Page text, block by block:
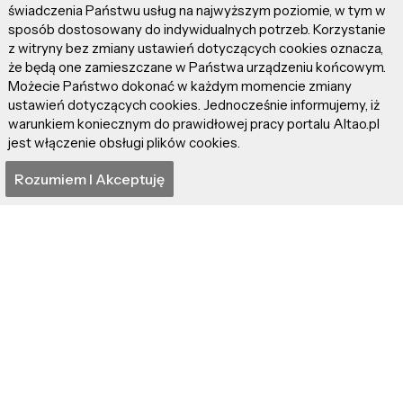
W kategoriipoezjanagrodzonoJadwigę
Belińską(szkoła podstawowa w Strzelnie) oraz
Paulinę Pawlak i Katarzynę Balcerak(szkoła
ponadpodstawowa – Liceum
Ogólnokształcące im. Ziemi Kujawskiej we
Włocławku).
W kategoriiprozastatuetki trafiły na ręce
świadczenia Państwu usług na najwyższym poziomie, w tym w
sposób dostosowany do indywidualnych potrzeb. Korzystanie
z witryny bez zmiany ustawień dotyczących cookies oznacza,
że będą one zamieszczane w Państwa urządzeniu końcowym.
Możecie Państwo dokonać w każdym momencie zmiany
ustawień dotyczących cookies. Jednocześnie informujemy, iż
warunkiem koniecznym do prawidłowej pracy portalu Altao.pl
jest włączenie obsługi plików cookies.
Rozumiem I Akceptuję